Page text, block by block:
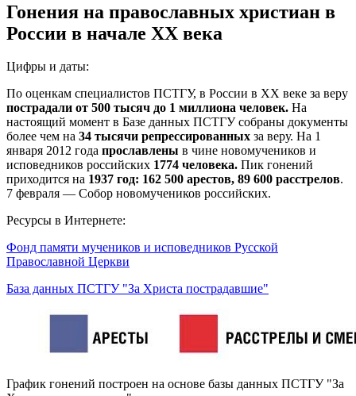
Гонения на православных христиан в
России в начале XX века
Цифры и даты:
По оценкам специалистов ПСТГУ, в России в XX веке за веру
пострадали от 500 тысяч до 1 миллиона человек. На
настоящий момент в Базе данных ПСТГУ собраны документы
более чем на 34 тысячи репрессированных за веру. На 1
января 2012 года прославлены в чине новомучеников и
исповедников российских 1774 человека. Пик гонений
приходится на 1937 год: 162 500 арестов, 89 600 расстрелов.
7 февраля — Собор новомучеников российских.
Ресурсы в Интернете:
Фонд памяти мучеников и исповедников Русской
Православной Церкви
База данных ПСТГУ "За Христа пострадавшие"
График гонений построен на основе базы данных ПСТГУ "За